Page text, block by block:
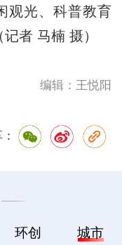
观光、科普教育
者 马楠 摄）
编辑：王悦阳
环创 城市